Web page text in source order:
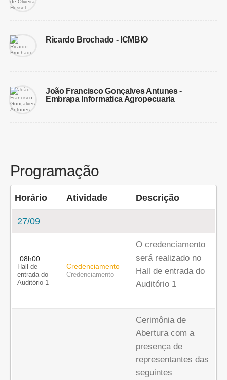
Ricardo Brochado - ICMBIO
João Francisco Gonçalves Antunes -
Embrapa Informatica Agropecuaria
Programação
Horário Atividade Descrição
27/09
08h00
Hall de
entrada do
Auditório 1
Credenciamento
Credenciamento
O credenciamento
será realizado no
Hall de entrada do
Auditório 1
Cerimônia de
Abertura com a
presença de
representantes das
seguintes